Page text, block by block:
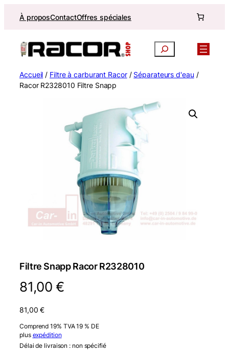
À proposContactOffres spéciales
Recherche
Accueil / Filtre à carburant Racor/ Séparateurs d'eau /
Racor R2328010 Filtre Snapp
Filtre Snapp Racor R2328010
81,00€
81,00€
Comprend 19% TVA 19 % DE
plus expédition
Délai de livraison : non spécifié